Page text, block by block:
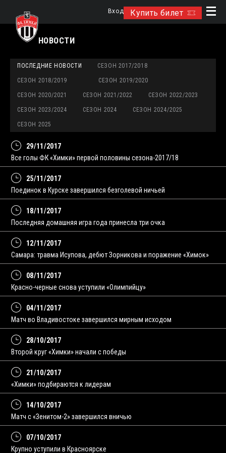
Купить билет
Вход
НОВОСТИ
ПОСЛЕДНИЕ НОВОСТИ СЕЗОН 2017/2018
СЕЗОН 2018/2019 СЕЗОН 2019/2020
СЕЗОН 2020/2021 СЕЗОН 2021/2022 СЕЗОН 2022/2023
СЕЗОН 2023/2024 СЕЗОН 2024 СЕЗОН 2024/2025
СЕЗОН 2025
29/11/2017
Все голы ФК «Химки» первой половины сезона-2017/18
25/11/2017
Поединок в Курске завершился безголевой ничьей
18/11/2017
Последняя домашняя игра года принесла три очка
12/11/2017
Самара: травма Исупова, дебют Зорникова и поражение «Химок»
08/11/2017
Красно-черные снова уступили «Олимпийцу»
04/11/2017
Матч во Владивостоке завершился мирным исходом
28/10/2017
Второй круг «Химки» начали с победы
21/10/2017
«Химки» подбираются к лидерам
14/10/2017
Матч с «Зенитом-2» завершился вничью
07/10/2017
Крупно уступили в Красноярске